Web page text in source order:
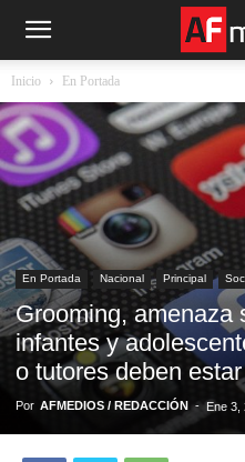
Inicio En Portada
En Portada Nacional Principal
Grooming, amenaza
infantes y
o tutores deben
Por AFMEDIOS / REDACCIÓN - Ene 3,